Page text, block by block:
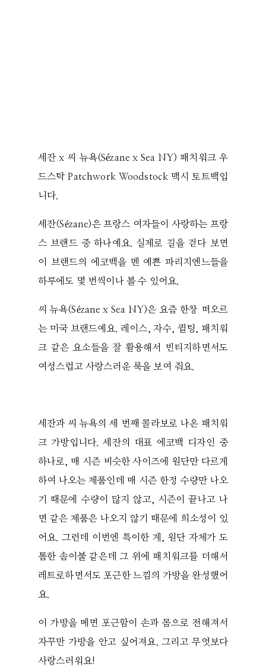
세잔 x 씨 뉴욕(Sézane x Sea NY) 패치워크 우
드스탁 Patchwork Woodstock 맥시 토트백입
니다.
세잔(Sézane)은 프랑스 여자들이 사랑하는 프랑
스 브랜드 중 하나예요. 실제로 길을 걷다 보면
이 브랜드의 에코백을 멘 예쁜 파리지엔느들을
하루에도 몇 번씩이나 볼 수 있어요.
씨 뉴욕(Sézane x Sea NY)은 요즘 한창 떠오르
는 미국 브랜드예요. 레이스, 자수, 퀼팅, 패치워
크 같은 요소들을 잘 활용해서 빈티지하면서도
여성스럽고 사랑스러운 룩을 보여 줘요.
세잔과 씨 뉴욕의 세 번째 콜라보로 나온 패치워
크 가방입니다. 세잔의 대표 에코백 디자인 중
하나로, 매 시즌 비슷한 사이즈에 원단만 다르게
하여 나오는 제품인데 매 시즌 한정 수량만 나오
기 때문에 수량이 많지 않고, 시즌이 끝나고 나
면 같은 제품은 나오지 않기 때문에 희소성이 있
어요. 그런데 이번엔 특이한 게, 원단 자체가 도
톰한 솜이불 같은데 그 위에 패치워크를 더해서
레트로하면서도 포근한 느낌의 가방을 완성했어
요.
이 가방을 메면 포근함이 손과 몸으로 전해져서
자꾸만 가방을 안고 싶어져요. 그리고 무엇보다
사랑스러워요!